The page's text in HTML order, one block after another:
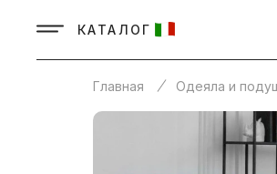
КАТАЛОГ
Главная Одеяла и